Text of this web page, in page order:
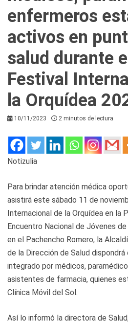
enfermeros
activos en
salud durante
Festival
la Orquídea
10/11/2023 2 minutos de lectura
Notizulia
Para brindar atención médica
asistirá este sábado 11 de
Internacional de la Orquídea en la
Encuentro Nacional de Jóvenes
en el Pachencho Romero, la
de la Dirección de Salud
integrado por médicos,
asistentes de farmacia, quienes
Clínica Móvil del Sol.
Así lo informó la directora de